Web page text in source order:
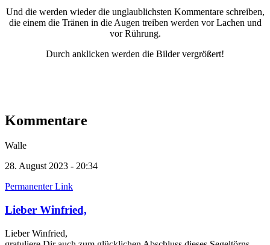
Und die werden wieder die unglaublichsten Kommentare schreiben,
die einem die Tränen in die Augen treiben werden vor Lachen und
vor Rührung.
Durch anklicken werden die Bilder vergrößert!
Kommentare
Walle
28. August 2023 - 20:34
Permanenter Link
Lieber Winfried,
Lieber Winfried,